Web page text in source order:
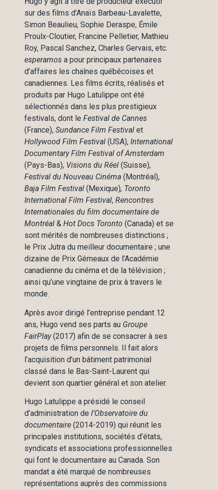
sur des films d’Anaïs Barbeau-Lavalette,
Simon Beaulieu, Sophie Deraspe, Émile
Proulx-Cloutier, Francine Pelletier, Mathieu
Roy, Pascal Sanchez, Charles Gervais, etc.
esperamos a pour principaux partenaires
d’affaires les chaînes québécoises et
canadiennes. Les films écrits, réalisés et
produits par Hugo Latulippe ont été
sélectionnés dans les plus prestigieux
festivals, dont le Festival de Cannes
(France), Sundance Film Festival et
Hollywood Film Festival (USA), International
Documentary Film Festival of Amsterdam
(Pays-Bas), Visions du Réel (Suisse),
Festival du Nouveau Cinéma (Montréal),
Baja Film Festival (Mexique), Toronto
International Film Festival, Rencontres
Internationales du film documentaire de
Montréal & Hot Docs Toronto (Canada) et se
sont mérités de nombreuses distinctions ;
le Prix Jutra du meilleur documentaire ; une
dizaine de Prix Gémeaux de l’Académie
canadienne du cinéma et de la télévision ;
ainsi qu’une vingtaine de prix à travers le
monde.
Après avoir dirigé l’entreprise pendant 12
ans, Hugo vend ses parts au Groupe
FairPlay(2017) afin de se consacrer à ses
projets de films personnels. Il fait alors
l’acquisition d’un bâtiment patrimonial
classé dans le Bas-Saint-Laurent qui
devient son quartier général et son atelier.
Hugo Latulippe a présidé le conseil
d’administration de l’Observatoire du
documentaire (2014-2019) qui réunit les
principales institutions, sociétés d’états,
syndicats et associations professionnelles
qui font le documentaire au Canada. Son
mandat a été marqué de nombreuses
représentations auprès des commissions